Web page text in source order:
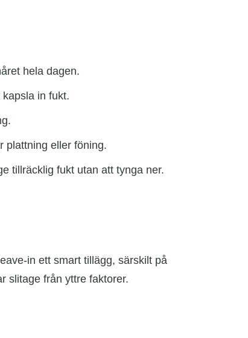
hela dagen.
in fukt.
plattning eller föning.
tillräcklig fukt utan att tynga ner.
in ett smart tillägg, särskilt på
slitage från yttre faktorer.